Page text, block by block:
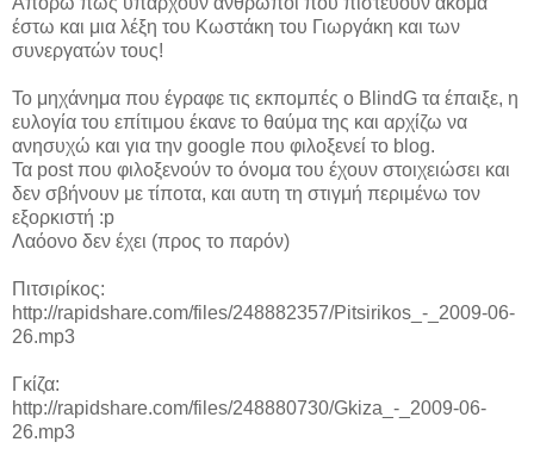
έστω και μια λέξη του Κωστάκη του Γιωργάκη και των
συνεργατών τους!
Το μηχάνημα που έγραφε τις εκπομπές ο BlindG τα έπαιξε, η
ευλογία του επίτιμου έκανε το θαύμα της και αρχίζω να
ανησυχώ και για την google που φιλοξενεί το blog.
Τα post που φιλοξενούν το όνομα του έχουν στοιχειώσει και
δεν σβήνουν με τίποτα, και αυτη τη στιγμή περιμένω τον
εξορκιστή :p
Λαόονο δεν έχει (προς το παρόν)
Πιτσιρίκος:
http://rapidshare.com/files/248882357/Pitsirikos_-_2009-06-
26.mp3
Γκίζα:
http://rapidshare.com/files/248880730/Gkiza_-_2009-06-
26.mp3